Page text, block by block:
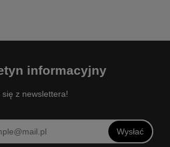
informacyjny
się z newslettera!
Wysłać